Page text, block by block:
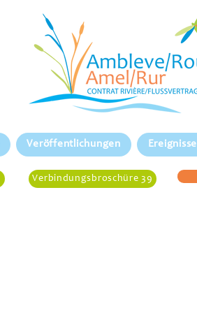
Veröffentlichungen Ereignisse
Verbindungsbroschüre 39